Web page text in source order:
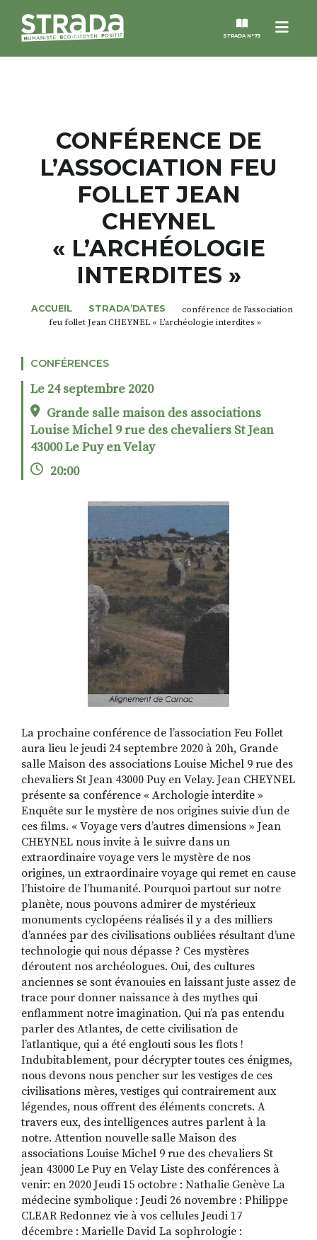
Menu
STRADA N°73
MAGAZINES
NOS THÈMES
STRADA’DATES
ALTER STRADA
S'INSCRIRE À LA NEWSLETTER
FACEBOOKINSTAGRAM
LINKEDINYOUTUBE
CONFÉRENCE DE
L’ASSOCIATION FEU
FOLLET JEAN
CHEYNEL
« L’ARCHÉOLOGIE
INTERDITES »
ACCUEIL STRADA’DATES
conférence de l’association
feu follet Jean CHEYNEL « L’archéologie interdites »
CONFÉRENCES
Le 24 septembre 2020
Grande salle maison des associations
Louise Michel 9 rue des chevaliers St Jean
43000 Le Puy en Velay
20:00
La prochaine conférence de l’association Feu Follet
aura lieu le jeudi 24 septembre 2020 à 20h, Grande
salle Maison des associations Louise Michel 9 rue des
chevaliers St Jean 43000 Puy en Velay. Jean CHEYNEL
présente sa conférence « Archologie interdite »
Enquête sur le mystère de nos origines suivie d’un de
ces films. « Voyage vers d’autres dimensions » Jean
CHEYNEL nous invite à le suivre dans un
extraordinaire voyage vers le mystère de nos
origines, un extraordinaire voyage qui remet en cause
l’histoire de l’humanité. Pourquoi partout sur notre
planète, nous pouvons admirer de mystérieux
monuments cyclopéens réalisés il y a des milliers
d’années par des civilisations oubliées résultant d’une
technologie qui nous dépasse ? Ces mystères
déroutent nos archéologues. Oui, des cultures
anciennes se sont évanouies en laissant juste assez de
trace pour donner naissance à des mythes qui
enflamment notre imagination. Qui n’a pas entendu
parler des Atlantes, de cette civilisation de
l’atlantique, qui a été englouti sous les flots !
Indubitablement, pour décrypter toutes ces énigmes,
nous devons nous pencher sur les vestiges de ces
civilisations mères, vestiges qui contrairement aux
légendes, nous offrent des éléments concrets. A
travers eux, des intelligences autres parlent à la
notre. Attention nouvelle salle Maison des
associations Louise Michel 9 rue des chevaliers St
jean 43000 Le Puy en Velay Liste des conférences à
venir: en 2020 Jeudi 15 octobre : Nathalie Genève La
médecine symbolique : Jeudi 26 novembre : Philippe
CLEAR Redonnez vie à vos cellules Jeudi 17
décembre : Marielle David La sophrologie :